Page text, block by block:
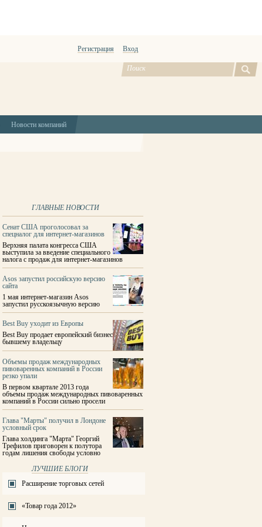
Регистрация Вход
Новости компаний
ГЛАВНЫЕ НОВОСТИ
Сенат США проголосовал за
спецналог для интернет-магазинов
Верхняя палата конгресса США
выступила за введение специального
налога с продаж для интернет-магазинов
Asos запустил российскую версию
сайта
1 мая интернет-магазин Asos
запустил русскоязычную версию
Best Buy уходит из Европы
Best Buy продает европейский бизнес
бывшему владельцу
Объемы продаж международных
пивоваренных компаний в России
резко упали
В первом квартале 2013 года
объемы продаж международных пивоваренных
компаний в России сильно просели
Глава "Марты" получил в Лондоне
условный срок
Глава холдинга "Марта" Георгий
Трефилов приговорен к полутора
годам лишения свободы условно
ЛУЧШИЕ БЛОГИ
Расширение торговых сетей
«Товар года 2012»